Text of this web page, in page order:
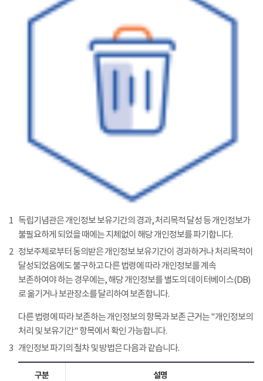
1 독립기념관은 개인정보 보유기간의 경과, 처리목적 달성 등 개인정보가
불필요하게 되었을 때에는 지체없이 해당 개인정보를 파기합니다.
2 정보주체로부터 동의받은 개인정보 보유기간이 경과하거나 처리목적이
달성되었음에도 불구하고 다른 법령에 따라 개인정보를 계속
보존하여야 하는 경우에는, 해당 개인정보를 별도의 데이터베이스(DB)
로 옮기거나 보관장소를 달리하여 보존합니다.
다른 법령에 따라 보존하는 개인정보의 항목과 보존 근거는 "개인정보의
처리 및 보유기간" 항목에서 확인 가능합니다.
3 개인정보 파기의 절차 및 방법은 다음과 같습니다.
구분 설명